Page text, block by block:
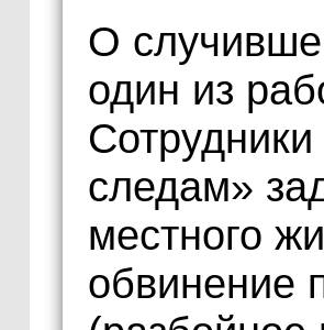
О
один из
следам»
местного
обвинение